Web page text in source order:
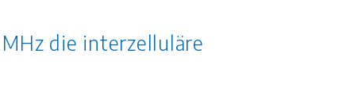
die interzelluläre